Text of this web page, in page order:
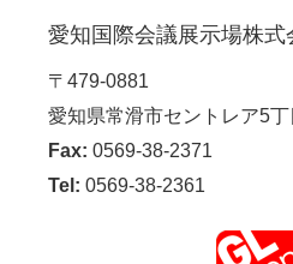
愛知国際会議展示場株式
〒479-0881
愛知県常滑市セントレア5
Fax: 0569-38-2371
Tel: 0569-38-2361